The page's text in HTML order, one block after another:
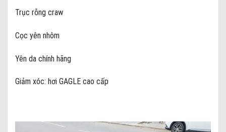
Trục rỗng craw
Cọc yên nhôm
Yên da chính hãng
Giảm xóc: hơi GAGLE cao cấp